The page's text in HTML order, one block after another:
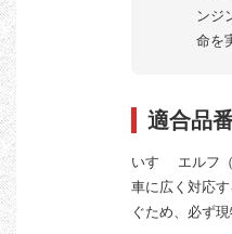
ンジ
命を
適合品
いすゞ エルフ
車に広く対応
ぐため、必ず